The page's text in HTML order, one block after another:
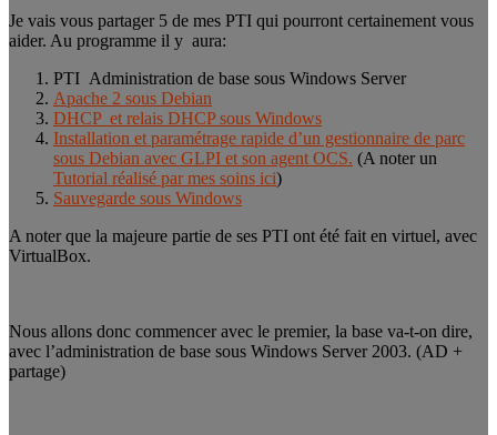
Je vais vous partager 5 de mes PTI qui pourront certainement vous
aider. Au programme il y aura:
PTI Administration de base sous Windows Server
Apache 2 sous Debian
DHCP et relais DHCP sous Windows
Installation et paramétrage rapide d’un gestionnaire de parc
sous Debian avec GLPI et son agent OCS. (A noter un
Tutorial réalisé par mes soins ici)
Sauvegarde sous Windows
A noter que la majeure partie de ses PTI ont été fait en virtuel, avec
VirtualBox.
Nous allons donc commencer avec le premier, la base va-t-on dire,
avec l’administration de base sous Windows Server 2003. (AD +
partage)